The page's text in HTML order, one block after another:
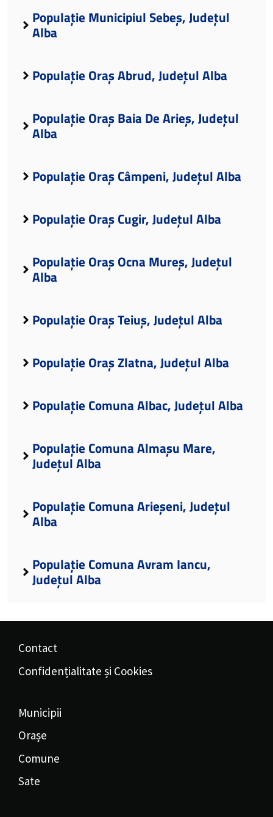
Populație Municipiul Sebeș, Județul
Alba
Populație Oraș Abrud, Județul Alba
Populație Oraș Baia De Arieș, Județul
Alba
Populație Oraș Câmpeni, Județul Alba
Populație Oraș Cugir, Județul Alba
Populație Oraș Ocna Mureș, Județul
Alba
Populație Oraș Teiuș, Județul Alba
Populație Oraș Zlatna, Județul Alba
Populație Comuna Albac, Județul Alba
Populație Comuna Almașu Mare,
Județul Alba
Populație Comuna Arieșeni, Județul
Alba
Populație Comuna Avram Iancu,
Județul Alba
Contact
Confidențialitate și Cookies
Municipii
Orașe
Comune
Sate